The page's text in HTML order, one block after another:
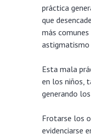
práctica
que
más
astigmatismo
Esta mala
en los niños,
generando
Frotarse los
evidenciarse